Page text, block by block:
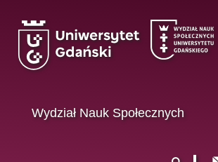
Wydział Nauk Społecznych